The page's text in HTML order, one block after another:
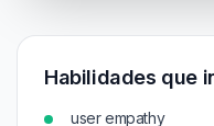
Habilidades que
user empathy